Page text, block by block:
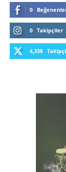
0
0 Takipçiler
4,338